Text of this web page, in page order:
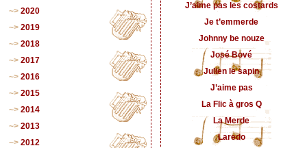
2020
2019
2018
2017
2016
2015
2014
2013
2012
J’aime pas les costards
Je t’emmerde
Johnny be nouze
José Bové
Julien le sapin
J’aime pas
La Flic à gros Q
La Merde
Laredo